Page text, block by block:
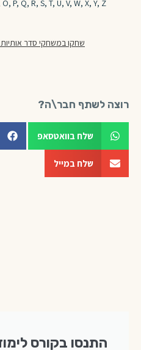
P, Q, R, S, T, U, V, W, X, Y, Z
שחקו במשחקי סדר
רוצה לשתף חבר\ה?
שלח בוואטסאפ
שלח במייל
התנסו בקורס